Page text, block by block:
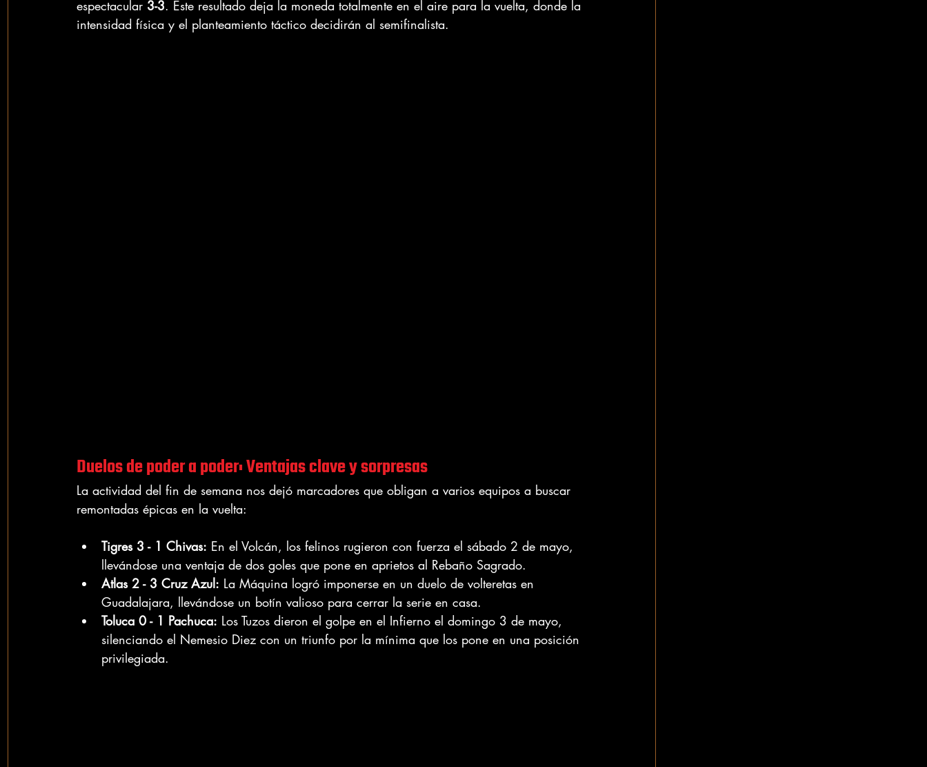
espectacular 3-3. Este resultado deja la moneda totalmente en el aire para la vuelta, donde la
intensidad física y el planteamiento táctico decidirán al semifinalista.
Duelos de poder a poder: Ventajas clave y sorpresas
La actividad del fin de semana nos dejó marcadores que obligan a varios equipos a buscar
remontadas épicas en la vuelta:
Tigres 3 - 1 Chivas: En el Volcán, los felinos rugieron con fuerza el sábado 2 de mayo,
llevándose una ventaja de dos goles que pone en aprietos al Rebaño Sagrado.
Atlas 2 - 3 Cruz Azul: La Máquina logró imponerse en un duelo de volteretas en
Guadalajara, llevándose un botín valioso para cerrar la serie en casa.
Toluca 0 - 1 Pachuca: Los Tuzos dieron el golpe en el Infierno el domingo 3 de mayo,
silenciando el Nemesio Diez con un triunfo por la mínima que los pone en una posición
privilegiada.